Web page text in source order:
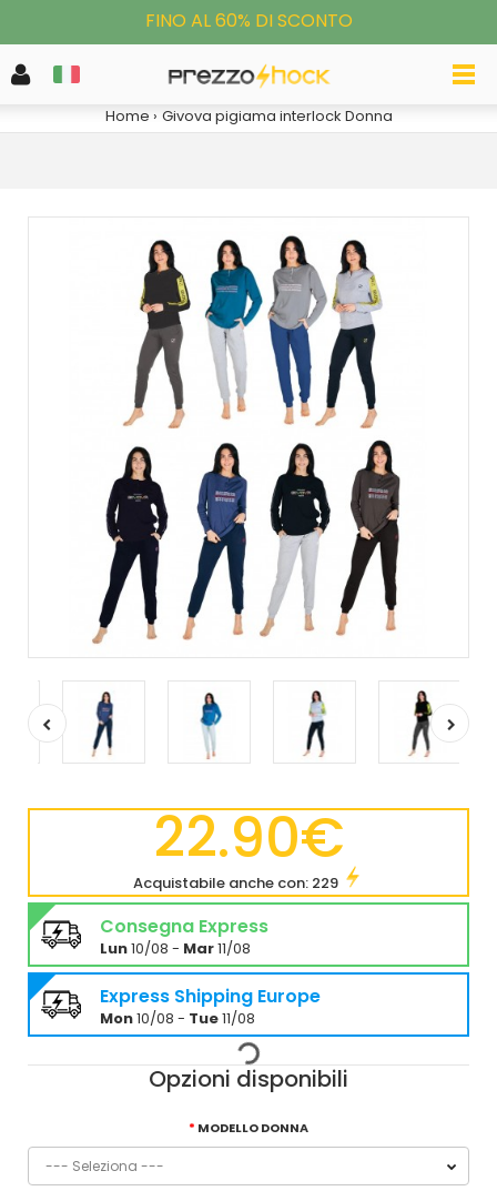
FINO AL 60% DI SCONTO
GIVOVA PIGIAMA INTERLOCK DONNA
Home Givova pigiama interlock Donna
22.90€
Acquistabile anche con: 229
Consegna Express
Lun10/08 - Mar11/08
Express Shipping Europe
Mon10/08 - Tue11/08
Opzioni disponibili
MODELLO DONNA